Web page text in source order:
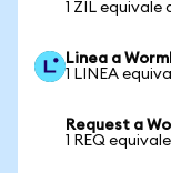
1 ZIL equivale
Linea a
1 LINEA
Request a
1 REQ